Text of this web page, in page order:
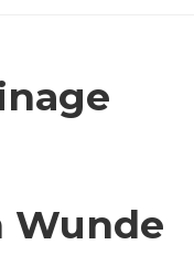
Wunde